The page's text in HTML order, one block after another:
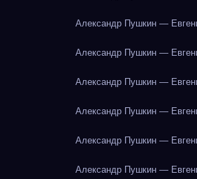
Александр Пушкин —
Александр Пушкин —
Александр Пушкин —
Александр Пушкин —
Александр Пушкин —
Александр Пушкин —